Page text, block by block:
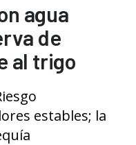
agua
de
al trigo
estables; la